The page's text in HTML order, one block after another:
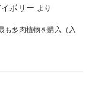
ボリー より
も多肉植物を購入（入